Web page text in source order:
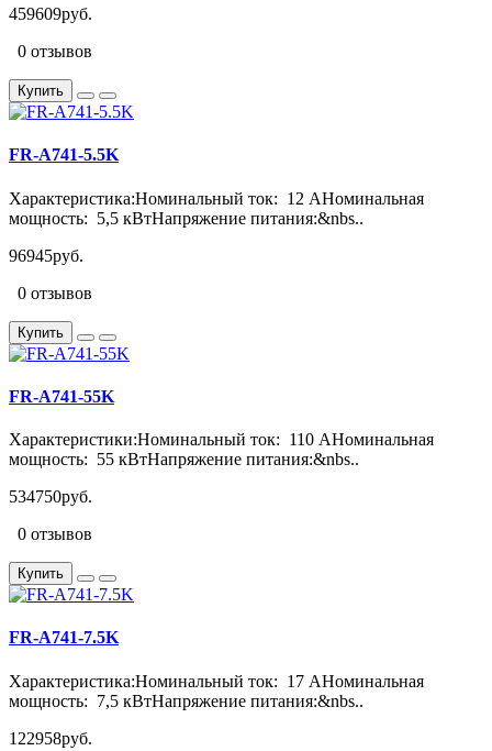
459609руб.
0 отзывов
Купить
FR-A741-5.5K
Характеристика:Номинальный ток: 12 АНоминальная
мощность: 5,5 кВтНапряжение питания:&nbs..
96945руб.
0 отзывов
Купить
FR-A741-55K
Характеристики:Номинальный ток: 110 АНоминальная
мощность: 55 кВтНапряжение питания:&nbs..
534750руб.
0 отзывов
Купить
FR-A741-7.5K
Характеристика:Номинальный ток: 17 АНоминальная
мощность: 7,5 кВтНапряжение питания:&nbs..
122958руб.